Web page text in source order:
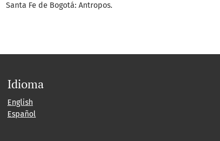
Santa Fe de Bogotá: Antropos.
Idioma
English
Español